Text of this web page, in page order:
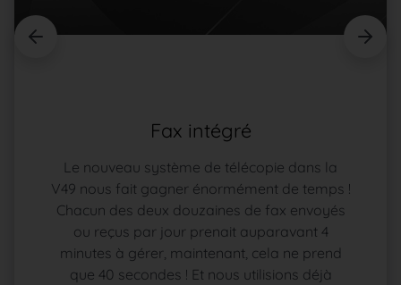
Fax intégré
Le nouveau système de télécopie dans la
V49 nous fait gagner énormément de temps !
Chacun des deux douzaines de fax envoyés
ou reçus par jour prenait auparavant 4
minutes à gérer, maintenant, cela ne prend
que 40 secondes ! Et nous utilisions déjà